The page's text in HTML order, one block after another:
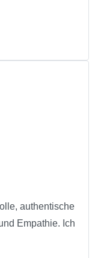
authentische
Empathie. Ich